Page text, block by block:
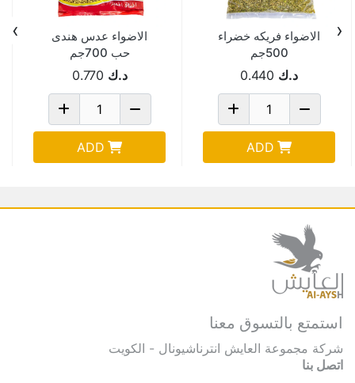
الاضواء فريكه خضراء
500جم
د.ك 0.440
ADD
الاضواء عدس هندى
حب 700جم
د.ك 0.770
ADD
‹
›
استمتع بالتسوق معنا
شركة مجموعة العايش انترناشيونال - الكويت
اتصل بنا